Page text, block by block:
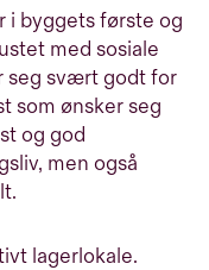
i byggets første og
med sosiale
seg svært godt for
som ønsker seg
og god
men også
lagerlokale.